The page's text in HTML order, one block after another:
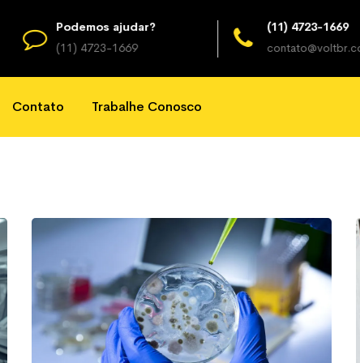
Podemos ajudar?
(11) 4723-1669
(11) 4723-1669
contato@voltbr.com.br
Contato Trabalhe Conosco